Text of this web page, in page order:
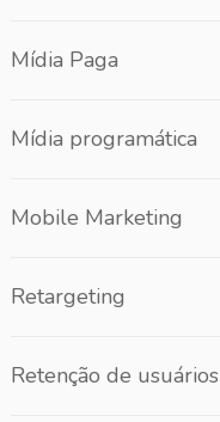
Mídia Paga
Mídia programática
Mobile Marketing
Retargeting
Retenção de usuários